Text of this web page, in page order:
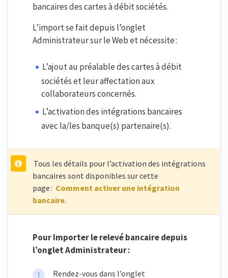
bancaires des cartes à débit sociétés.
L’import se fait depuis l’onglet
Administrateur sur le Web et nécessite :
L’ajout au préalable des cartes à débit
sociétés et leur affectation aux
collaborateurs concernés.
L’activation des intégrations bancaires
avec la/les banque(s) partenaire(s).
Tous les détails pour l’activation des intégrations
bancaires sont disponibles sur cette
page : Comment activer une intégration
bancaire.
Pour Importer le relevé bancaire depuis
l’onglet Administrateur :
Rendez-vous dans l’onglet